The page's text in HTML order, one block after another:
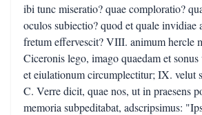
ibi tunc miseratio? quae comploratio?
oculos subiectio? quod et quale invidiae
fretum effervescit? VIII. animum hercle
Ciceronis lego, imago quaedam et
et eiulationum circumplectitur; IX. velut
C. Verre dicit, quae nos, ut in praesens
memoria subpeditabat, adscripsimus: